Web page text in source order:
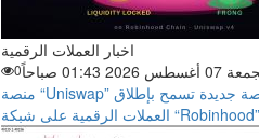
اخبار العملات الرقمية
2026 01:43 صباحاً
0
منصة “Uniswap” تطلق منصة جديدة تسمح بإطلاق